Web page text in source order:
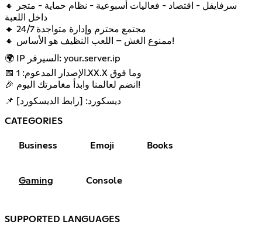
🔸 سرفايفل - اقتصاد - فعاليات أسبوعية - نظام حماية - متجر
داخل اللعبة
🔸 مجتمع محترم وإدارة متواجدة 24/7
🔸 ممنوع الغش – اللعب النظيف هو الأساس!
🌍 IP السيرفر: your.server.ip
📅 الإصدار المدعوم: 1.XX.X وما فوق
🎉 انضم لعالمنا وابدأ مغامرتك اليوم!
📌 ديسكورد: [رابط الديسكورد]
CATEGORIES
Business Emoji Books
Gaming Console
SUPPORTED LANGUAGES